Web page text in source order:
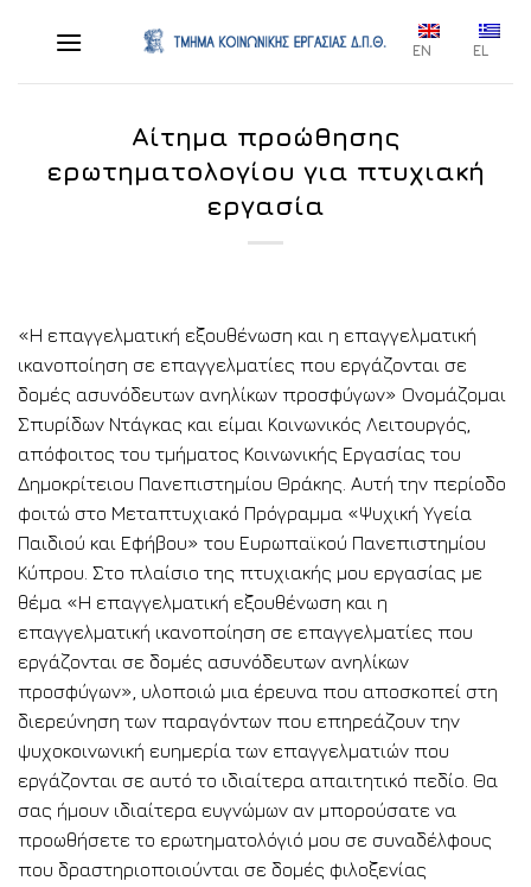
EN EL
Αίτημα προώθησης
ερωτηματολογίου για πτυχιακή
εργασία
«Η επαγγελματική εξουθένωση και η επαγγελματική
ικανοποίηση σε επαγγελματίες που εργάζονται σε
δομές ασυνόδευτων ανηλίκων προσφύγων» Ονομάζομαι
Σπυρίδων Ντάγκας και είμαι Κοινωνικός Λειτουργός,
απόφοιτος του τμήματος Κοινωνικής Εργασίας του
Δημοκρίτειου Πανεπιστημίου Θράκης. Αυτή την περίοδο
φοιτώ στο Μεταπτυχιακό Πρόγραμμα «Ψυχική Υγεία
Παιδιού και Εφήβου» του Ευρωπαϊκού Πανεπιστημίου
Κύπρου. Στο πλαίσιο της πτυχιακής μου εργασίας με
θέμα «Η επαγγελματική εξουθένωση και η
επαγγελματική ικανοποίηση σε επαγγελματίες που
εργάζονται σε δομές ασυνόδευτων ανηλίκων
προσφύγων», υλοποιώ μια έρευνα που αποσκοπεί στη
διερεύνηση των παραγόντων που επηρεάζουν την
ψυχοκοινωνική ευημερία των επαγγελματιών που
εργάζονται σε αυτό το ιδιαίτερα απαιτητικό πεδίο. Θα
σας ήμουν ιδιαίτερα ευγνώμων αν μπορούσατε να
προωθήσετε το ερωτηματολόγιό μου σε συναδέλφους
που δραστηριοποιούνται σε δομές φιλοξενίας